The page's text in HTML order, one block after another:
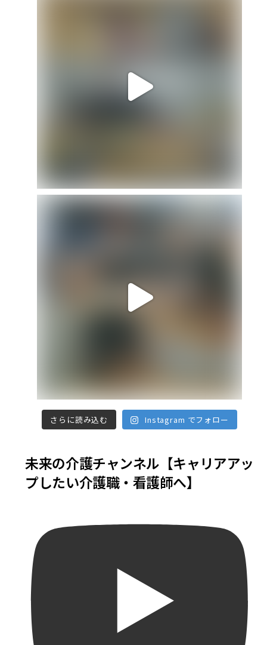
さらに読み込む Instagram でフォロー
未来の介護チャンネル【キャリアアッ
プしたい介護職・看護師へ】